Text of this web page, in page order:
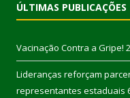
ÚLTIMAS PUBLICAÇÕES
Vacinação Contra a Gripe!
Lideranças reforçam
representantes estaduais